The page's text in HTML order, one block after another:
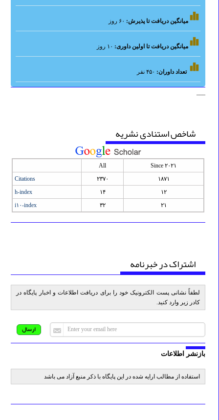
میانگین دریافت تا پذیرش:۶۰روز
میانگین دریافت تا اولین داوری:۱۰ روز
تعداد داوران:۴۵۰ نفر
شاخص استنادی نشریه
All
Since ۲۰۲۱
Citations
۲۳۷۰
۱۸۷۱
h-index
۱۴
۱۲
i۱۰-index
۳۲ ۲۱
اشتراک در خبرنامه
لطفاً نشانی پست الکترونیک خود را برای دریافت اطلاعات و اخبار پایگاه در
کادر زیر وارد کنید.
بازنشر اطلاعات
استفاده از مطالب ارایه شده در این پایگاه با ذکر منبع آزاد می باشد